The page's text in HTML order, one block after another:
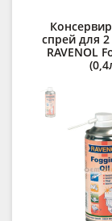
спрей для 2
RAVENOL